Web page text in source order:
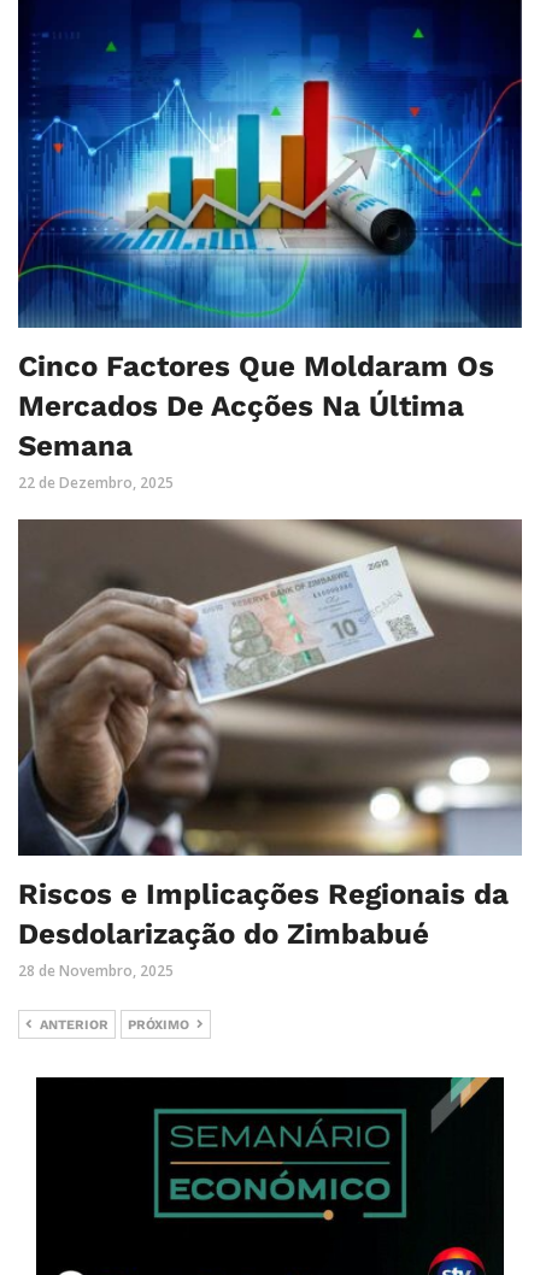
Cinco Factores Que Moldaram Os
Mercados De Acções Na Última
Semana
22 de Dezembro, 2025
Riscos e Implicações Regionais da
Desdolarização do Zimbabué
28 de Novembro, 2025
ANTERIOR PRÓXIMO